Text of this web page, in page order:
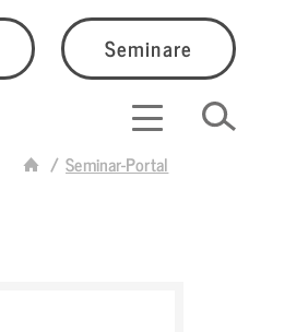
Seminare
Seminar-Portal